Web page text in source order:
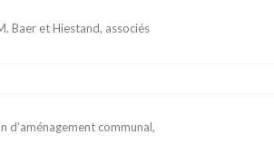
Baer et Hiestand, associés
d’aménagement communal,